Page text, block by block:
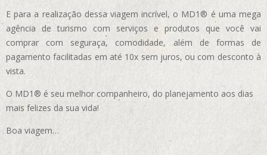
E para a realização dessa viagem incrível, o MD1® é uma mega
agência de turismo com serviços e produtos que você vai
comprar com seguraça, comodidade, além de formas de
pagamento facilitadas em até 10x sem juros, ou com desconto à
vista.
O MD1® é seu melhor companheiro, do planejamento aos dias
mais felizes da sua vida!
Boa viagem…